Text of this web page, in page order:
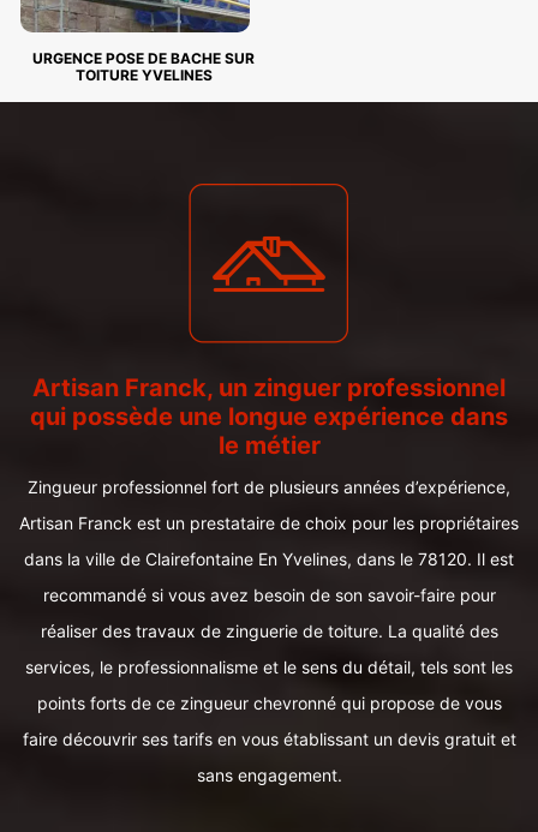
URGENCE POSE DE BACHE SUR
TOITURE YVELINES
Artisan Franck, un zinguer professionnel
qui possède une longue expérience dans
le métier
Zingueur professionnel fort de plusieurs années d’expérience,
Artisan Franck est un prestataire de choix pour les propriétaires
dans la ville de Clairefontaine En Yvelines, dans le 78120. Il est
recommandé si vous avez besoin de son savoir-faire pour
réaliser des travaux de zinguerie de toiture. La qualité des
services, le professionnalisme et le sens du détail, tels sont les
points forts de ce zingueur chevronné qui propose de vous
faire découvrir ses tarifs en vous établissant un devis gratuit et
sans engagement.